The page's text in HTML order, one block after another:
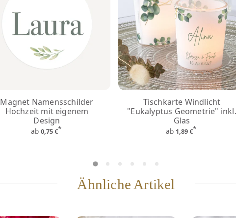
Magnet Namensschilder
Hochzeit mit eigenem
Design
ab 0,75 €*
Tischkarte Windlicht
"Eukalyptus Geometrie" inkl.
Glas
ab 1,89 €*
Ähnliche Artikel